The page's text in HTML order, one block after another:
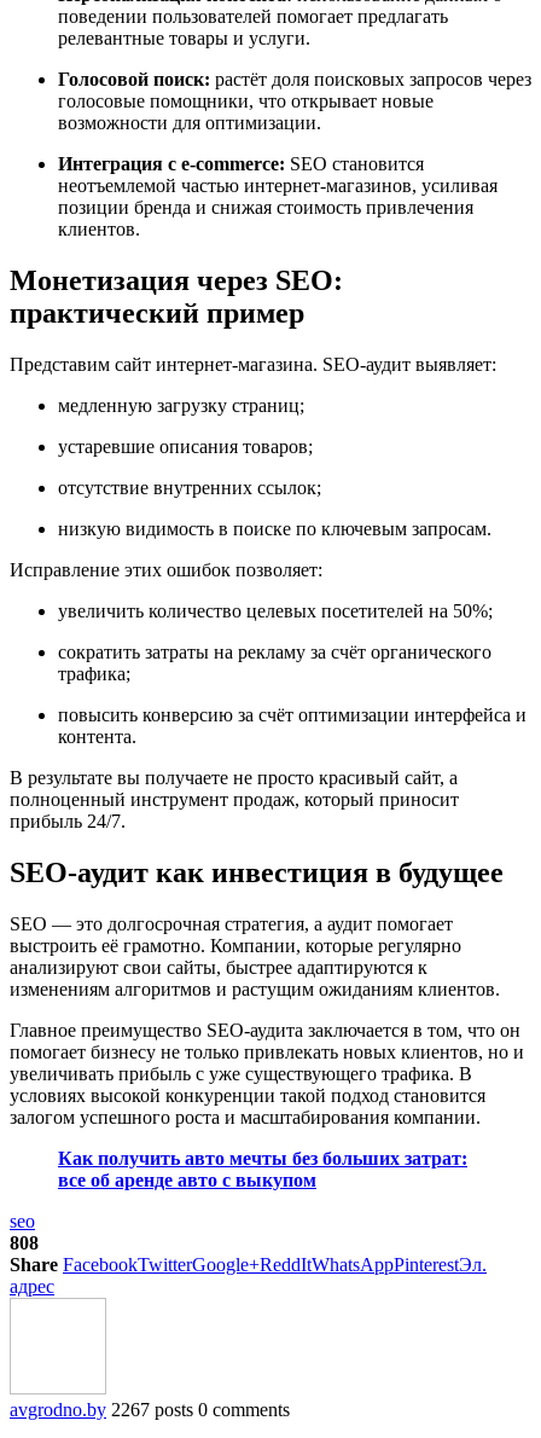
поведении пользователей помогает предлагать
релевантные товары и услуги.
Голосовой поиск: растёт доля поисковых запросов через
голосовые помощники, что открывает новые
возможности для оптимизации.
Интеграция с e-commerce: SEO становится
неотъемлемой частью интернет-магазинов, усиливая
позиции бренда и снижая стоимость привлечения
клиентов.
Монетизация через SEO:
практический пример
Представим сайт интернет-магазина. SEO-аудит выявляет:
медленную загрузку страниц;
устаревшие описания товаров;
отсутствие внутренних ссылок;
низкую видимость в поиске по ключевым запросам.
Исправление этих ошибок позволяет:
увеличить количество целевых посетителей на 50%;
сократить затраты на рекламу за счёт органического
трафика;
повысить конверсию за счёт оптимизации интерфейса и
контента.
В результате вы получаете не просто красивый сайт, а
полноценный инструмент продаж, который приносит
прибыль 24/7.
SEO-аудит как инвестиция в будущее
SEO — это долгосрочная стратегия, а аудит помогает
выстроить её грамотно. Компании, которые регулярно
анализируют свои сайты, быстрее адаптируются к
изменениям алгоритмов и растущим ожиданиям клиентов.
Главное преимущество SEO-аудита заключается в том, что он
помогает бизнесу не только привлекать новых клиентов, но и
увеличивать прибыль с уже существующего трафика. В
условиях высокой конкуренции такой подход становится
залогом успешного роста и масштабирования компании.
Как получить авто мечты без больших затрат:
все об аренде авто с выкупом
seo
808
Share FacebookTwitterGoogle+ReddItWhatsAppPinterestЭл.
адрес
avgrodno.by 2267 posts 0 comments